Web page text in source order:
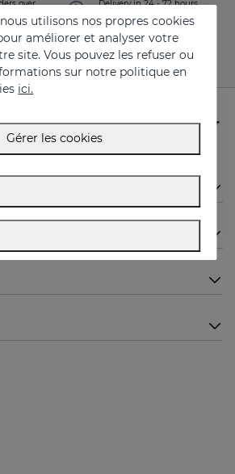
over
Delivery in 24 - 72 hours
de plus d’informations sur
de Sesderma?
de Sesderma est-il indiqué pour moi?
utilisons nos propres cookies
améliorer et analyser votre
site. Vous pouvez les refuser ou
sur notre politique en
ici.
Gérer les cookies